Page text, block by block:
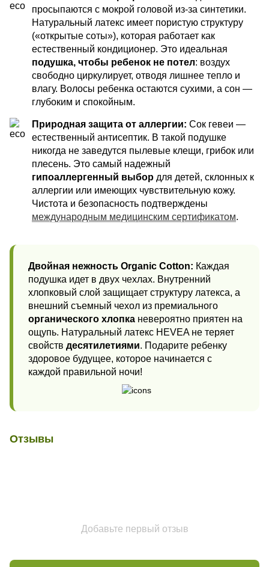
просыпаются с мокрой головой из-за синтетики.
Натуральный латекс имеет пористую структуру
(«открытые соты»), которая работает как
естественный кондиционер. Это идеальная
подушка, чтобы ребенок не потел: воздух
свободно циркулирует, отводя лишнее тепло и
влагу. Волосы ребенка остаются сухими, а сон —
глубоким и спокойным.
Природная защита от аллергии: Сок гевеи —
естественный антисептик. В такой подушке
никогда не заведутся пылевые клещи, грибок или
плесень. Это самый надежный
гипоаллергенный выбор для детей, склонных к
аллергии или имеющих чувствительную кожу.
Чистота и безопасность подтверждены
международным медицинским сертификатом.
Двойная нежность Organic Cotton: Каждая
подушка идет в двух чехлах. Внутренний
хлопковый слой защищает структуру латекса, а
внешний съемный чехол из премиального
органического хлопка невероятно приятен на
ощупь. Натуральный латекс HEVEA не теряет
свойств десятилетиями. Подарите ребенку
здоровое будущее, которое начинается с
каждой правильной ночи!
Отзывы
Добавьте первый отзыв